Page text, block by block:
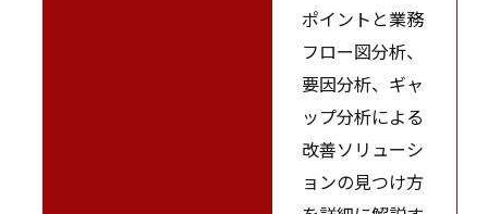
ポイントと業務
フロー図分析、
要因分析、ギャ
ップ分析による
改善ソリューシ
ョンの見つけ方